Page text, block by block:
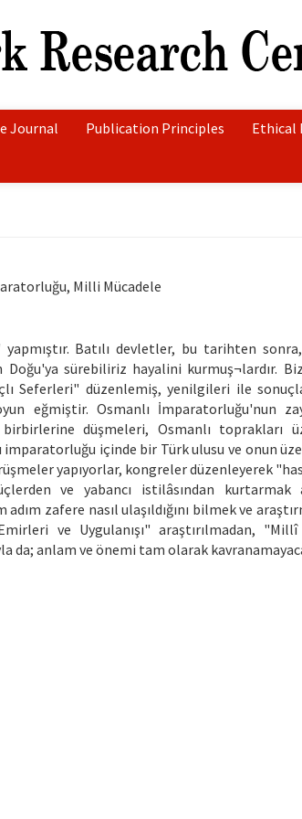
Journal Publication Principles Ethical
Milli Mücadele
Batılı devletler, bu tarihten
sürebiliriz hayalini kurmuş¬lardır.
Seferleri" düzenlemiş, yenilgileri ile
eğmiştir. Osmanlı İmparatorluğu'nun
düşmeleri, Osmanlı toprakları
içinde bir Türk ulusu ve onun
yapıyorlar, kongreler düzenleyerek
ve yabancı istilâsından kurtarmak
zafere nasıl ulaşıldığını bilmek ve
ve Uygulanışı" araştırılmadan,
da; anlam ve önemi tam olarak